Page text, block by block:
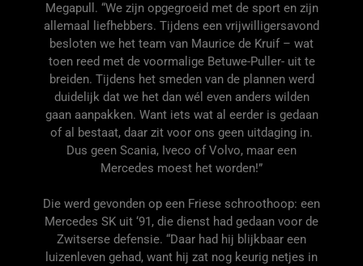
Megapull. “We zijn opgegroeid met de sport en zijn
allemaal liefhebbers. Tijdens een vrijwilligersavond
besloten we het team van Maurice de Kruif – wat
toen reed met de voormalige Betuwe-Puller-uit te
breiden. Tijdens het smeden van de plannen werd
duidelijk dat we het dan wél even anders wilden
gaan aanpakken. Want iets wat al eerder is gedaan
of al bestaat, daar zit voor ons geen uitdaging in.
Dus geen Scania, Iveco of Volvo, maar een
Mercedes moest het worden!”
Die werd gevonden op een Friese schroothoop: een
Mercedes SK uit ‘91, die dienst had gedaan voor de
Zwitserse defensie. “Daar had hij blijkbaar een
luizenleven gehad, want hij zat nog keurig netjes in